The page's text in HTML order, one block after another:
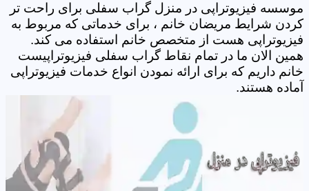
موسسه فیزیوتراپی در منزل گراب سفلی برای راحت تر
کردن شرایط مریضان خانم ، برای خدماتی که مربوط به
فیزیوتراپی هست از متخصص خانم استفاده می کند.
همین الان ما در تمام نقاط گراب سفلی فیزیوتراپیست
خانم داریم که برای ارائه نمودن انواع خدمات فیزیوتراپی
آماده هستند.